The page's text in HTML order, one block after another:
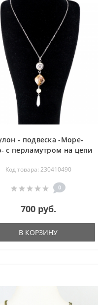
- подвеска -Море-
с перламутром на цепи
Код товара: 230410490
0
700 руб.
В КОРЗИНУ